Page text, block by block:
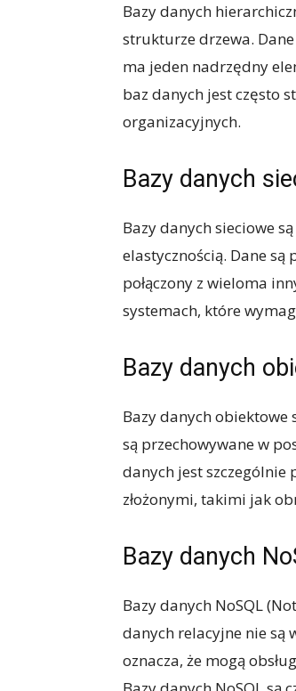
Bazy danych
strukturze drzewa.
ma jeden nadrzędny
baz danych jest często
organizacyjnych.
Bazy danych
Bazy danych sieciowe
elastycznością. Dane są
połączony z wieloma
systemach, które
Bazy danych
Bazy danych
są przechowywane w
danych jest
złożonymi, takimi jak
Bazy danych
Bazy danych NoSQL
danych relacyjne nie są
oznacza, że mogą